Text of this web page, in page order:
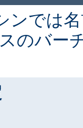
ンでは
のバー